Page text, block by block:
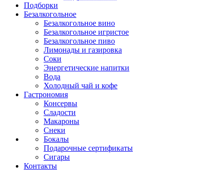
Подборки
Безалкогольное
Безалкогольное вино
Безалкогольное игристое
Безалкогольное пиво
Лимонады и газировка
Соки
Энергетические напитки
Вода
Холодный чай и кофе
Гастрономия
Консервы
Сладости
Макароны
Снеки
Бокалы
Подарочные сертификаты
Сигары
Контакты